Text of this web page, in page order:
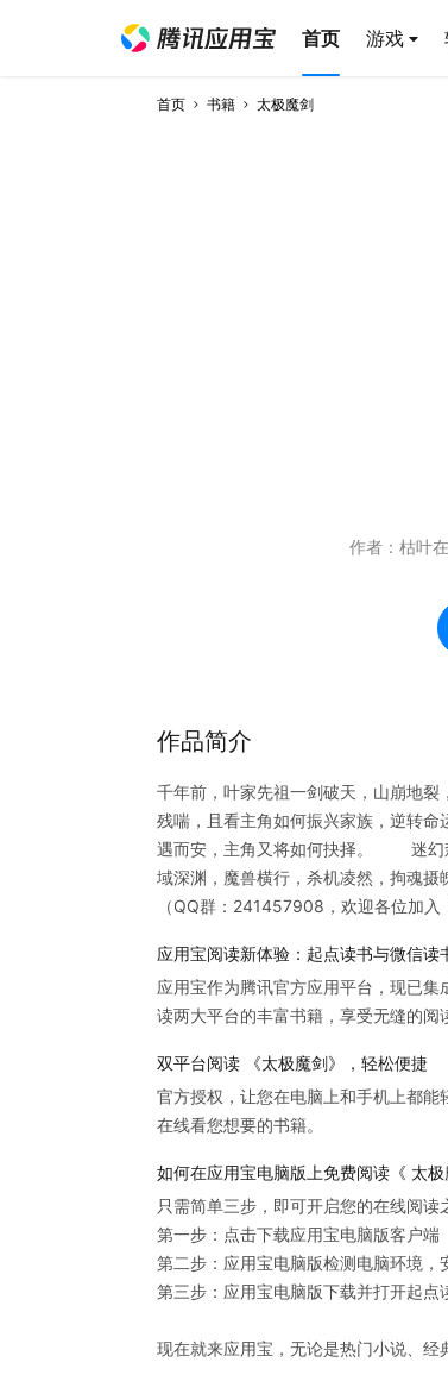
首页 游戏
首页 书籍 太极魔剑
作者： 枯叶
作品简介
千年前，叶家先祖一剑破天，山崩地
残喘，且看主角如何振兴家族，逆转
遇而安，主角又将如何抉择。 迷幻
域深渊，魔兽横行，杀机凌然，拘
（QQ群：241457908，欢迎各位加入
应用宝阅读新体验：起点读书与微信读
应用宝作为腾讯官方应用平台，现已
读两大平台的丰富书籍，享受无缝的阅
双平台阅读 《太极魔剑》，轻松便捷
官方授权，让您在电脑上和手机上都
在线看您想要的书籍。
如何在应用宝电脑版上免费阅读《 太极
只需简单三步，即可开启您的在线阅读
第一步：点击下载应用宝电脑版客户端
第二步：应用宝电脑版检测电脑环境
第三步：应用宝电脑版下载并打开起
现在就来应用宝，无论是热门小说、经